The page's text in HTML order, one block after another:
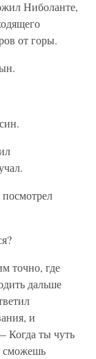
Ниболанте,
от горы.
точно, где
дальше
и
Когда ты чуть
сможешь